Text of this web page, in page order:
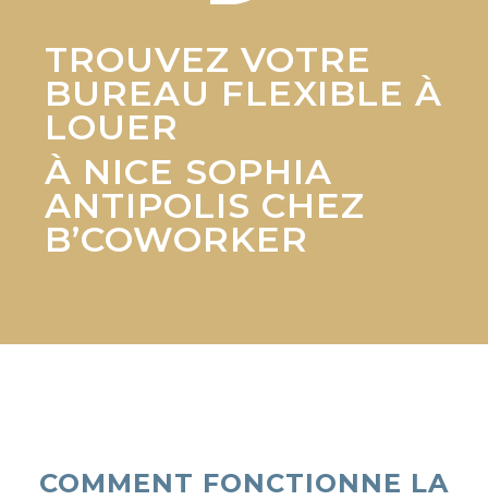
TROUVEZ VOTRE
BUREAU FLEXIBLE À
LOUER
À NICE SOPHIA
ANTIPOLIS CHEZ
B’COWORKER
COMMENT FONCTIONNE LA